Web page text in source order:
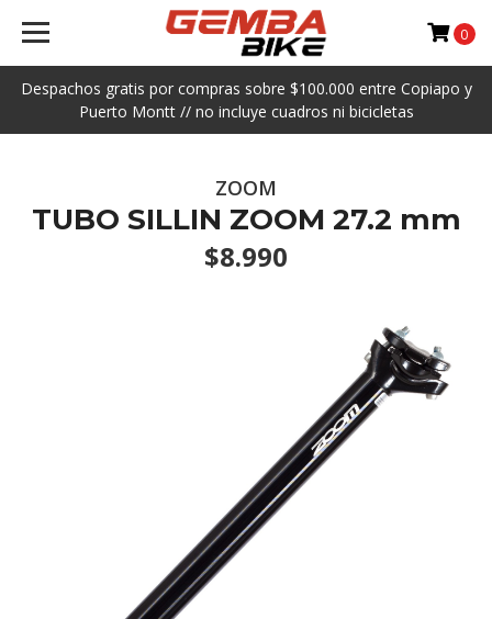
Despachos gratis por compras sobre $100.000 entre Copiapo y
Puerto Montt // no incluye cuadros ni bicicletas
0
ZOOM
TUBO SILLIN ZOOM 27.2 mm
$8.990